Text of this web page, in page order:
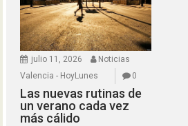
julio 11, 2026
Noticias
Valencia - HoyLunes
0
Las nuevas rutinas de
un verano cada vez
más cálido